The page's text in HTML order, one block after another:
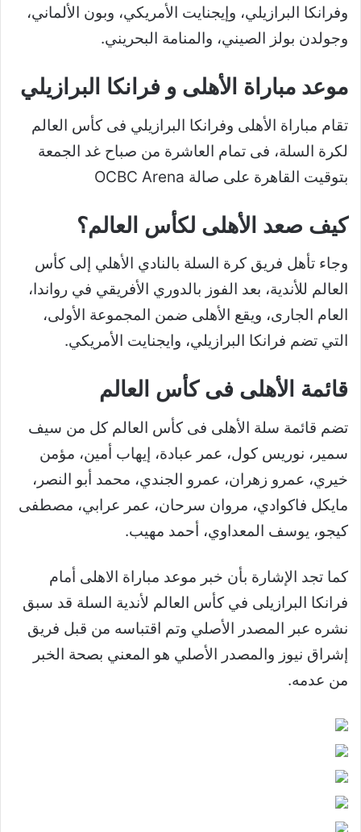
وفرانكا البرازيلي، وإيجنايت الأمريكي، وبون الألماني،
وجولدن بولز الصيني، والمنامة البحريني.
موعد مباراة الأهلى و فرانكا البرازيلي
تقام مباراة الأهلى وفرانكا البرازيلي فى كأس العالم
لكرة السلة، فى تمام العاشرة من صباح غد الجمعة
بتوقيت القاهرة على صالة OCBC Arena
كيف صعد الأهلى لكأس العالم؟
وجاء تأهل فريق كرة السلة بالنادي الأهلي إلى كأس
العالم للأندية، بعد الفوز بالدوري الأفريقي في رواندا،
العام الجارى، ويقع الأهلى ضمن المجموعة الأولى،
التي تضم فرانكا البرازيلي، وايجنايت الأمريكي.
قائمة الأهلى فى كأس العالم
تضم قائمة سلة الأهلى فى كأس العالم كل من سيف
سمير، نوريس كول، عمر عبادة، إيهاب أمين، مؤمن
خيري، عمرو زهران، عمرو الجندي، محمد أبو النصر،
مايكل فاكوادي، مروان سرحان، عمر عرابي، مصطفى
كيجو، يوسف المعداوي، أحمد مهيب.
كما تجد الإشارة بأن خبر موعد مباراة الاهلى أمام
فرانكا البرازيلى في كأس العالم لأندية السلة قد سبق
نشره عبر المصدر الأصلي وتم اقتباسه من قبل فريق
إشراق نيوز والمصدر الأصلي هو المعني بصحة الخبر
من عدمه.